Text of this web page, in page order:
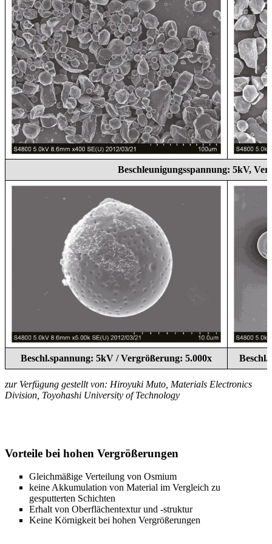
Beschleunigungsspannung: 5kV,
Beschl.spannung: 5kV / Vergrößerung: 5.000x
zur Verfügung gestellt von: Hiroyuki Muto, Materials Electronics
Division, Toyohashi University of Technology
Vorteile bei hohen Vergrößerungen
Gleichmäßige Verteilung von Osmium
keine Akkumulation von Material im Vergleich zu
gesputterten Schichten
Erhalt von Oberflächentextur und -struktur
Keine Körnigkeit bei hohen Vergrößerungen